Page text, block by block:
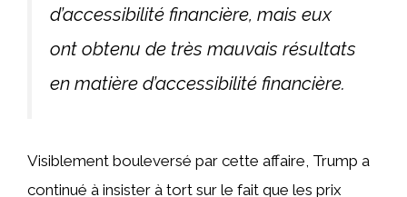
d’accessibilité financière, mais eux
ont obtenu de très mauvais résultats
en matière d’accessibilité financière.
Visiblement bouleversé par cette affaire, Trump a
continué à insister à tort sur le fait que les prix